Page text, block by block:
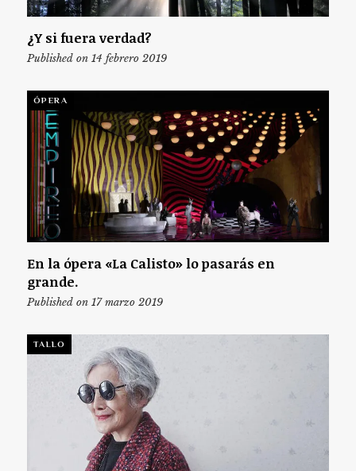
¿Y si fuera verdad?
Published on 14 febrero 2019
ÓPERA
En la ópera «La Calisto» lo pasarás en
grande.
Published on 17 marzo 2019
TALLO